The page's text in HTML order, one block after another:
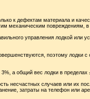
к дефектам материала и
механическим повреждениям,
управления лодкой или
поэтому лодки
а общий вес лодки в пределах
несчастных случаев или их
затраты на телефон или